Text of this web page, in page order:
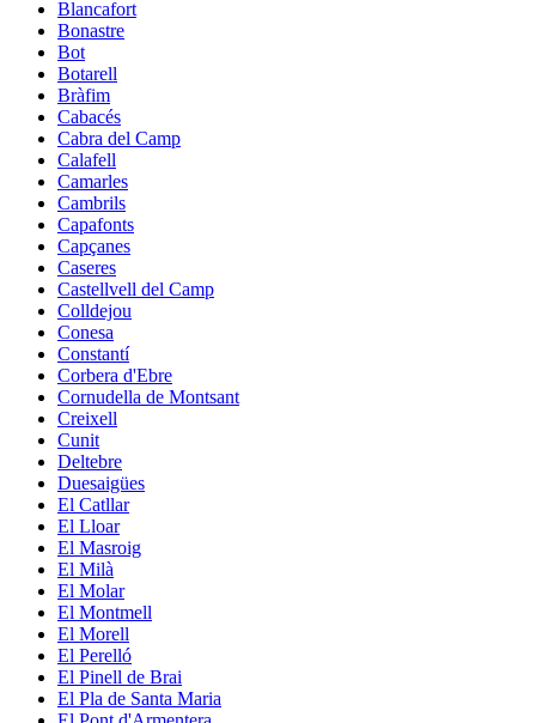
Blancafort
Bonastre
Bot
Botarell
Bràfim
Cabacés
Cabra del Camp
Calafell
Camarles
Cambrils
Capafonts
Capçanes
Caseres
Castellvell del Camp
Colldejou
Conesa
Constantí
Corbera d'Ebre
Cornudella de Montsant
Creixell
Cunit
Deltebre
Duesaigües
El Catllar
El Lloar
El Masroig
El Milà
El Molar
El Montmell
El Morell
El Perelló
El Pinell de Brai
El Pla de Santa Maria